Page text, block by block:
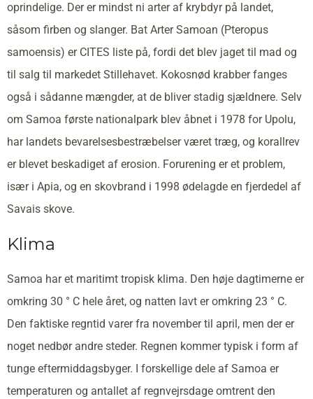
oprindelige. Der er mindst ni arter af krybdyr på landet,
såsom firben og slanger. Bat Arter Samoan (Pteropus
samoensis) er CITES liste på, fordi det blev jaget til mad og
til salg til markedet Stillehavet. Kokosnød krabber fanges
også i sådanne mængder, at de bliver stadig sjældnere. Selv
om Samoa første nationalpark blev åbnet i 1978 for Upolu,
har landets bevarelsesbestræbelser været træg, og korallrev
er blevet beskadiget af erosion. Forurening er et problem,
især i Apia, og en skovbrand i 1998 ødelagde en fjerdedel af
Savais skove.
Klima
Samoa har et maritimt tropisk klima. Den høje dagtimerne er
omkring 30 ° C hele året, og natten lavt er omkring 23 ° C.
Den faktiske regntid varer fra november til april, men der er
noget nedbør andre steder. Regnen kommer typisk i form af
tunge eftermiddagsbyger. I forskellige dele af Samoa er
temperaturen og antallet af regnvejrsdage omtrent den